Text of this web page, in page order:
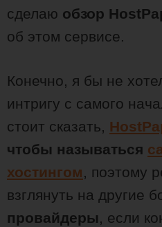
сделаю обзор
об этом сервисе.
Конечно, я бы не
интригу с самого
стоит сказать,
чтобы называться
хостингом, поэтому
взглянуть на другие
провайдеры, если